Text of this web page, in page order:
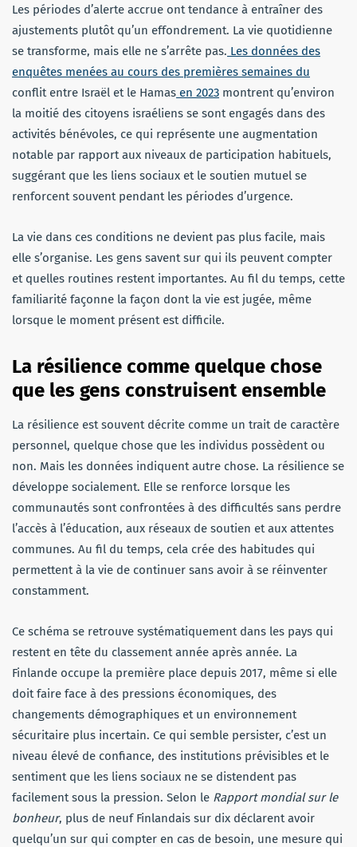
Les périodes d’alerte accrue ont tendance à entraîner des
ajustements plutôt qu’un effondrement. La vie quotidienne
se transforme, mais elle ne s’arrête pas. Les données des
enquêtes menées au cours des premières semaines du
conflit entre Israël et le Hamas en 2023 montrent qu’environ
la moitié des citoyens israéliens se sont engagés dans des
activités bénévoles, ce qui représente une augmentation
notable par rapport aux niveaux de participation habituels,
suggérant que les liens sociaux et le soutien mutuel se
renforcent souvent pendant les périodes d’urgence.
La vie dans ces conditions ne devient pas plus facile, mais
elle s’organise. Les gens savent sur qui ils peuvent compter
et quelles routines restent importantes. Au fil du temps, cette
familiarité façonne la façon dont la vie est jugée, même
lorsque le moment présent est difficile.
La résilience comme quelque chose
que les gens construisent ensemble
La résilience est souvent décrite comme un trait de caractère
personnel, quelque chose que les individus possèdent ou
non. Mais les données indiquent autre chose. La résilience se
développe socialement. Elle se renforce lorsque les
communautés sont confrontées à des difficultés sans perdre
l’accès à l’éducation, aux réseaux de soutien et aux attentes
communes. Au fil du temps, cela crée des habitudes qui
permettent à la vie de continuer sans avoir à se réinventer
constamment.
Ce schéma se retrouve systématiquement dans les pays qui
restent en tête du classement année après année. La
Finlande occupe la première place depuis 2017, même si elle
doit faire face à des pressions économiques, des
changements démographiques et un environnement
sécuritaire plus incertain. Ce qui semble persister, c’est un
niveau élevé de confiance, des institutions prévisibles et le
sentiment que les liens sociaux ne se distendent pas
facilement sous la pression. Selon le Rapport mondial sur le
bonheur, plus de neuf Finlandais sur dix déclarent avoir
quelqu’un sur qui compter en cas de besoin, une mesure qui